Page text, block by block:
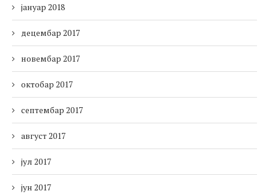
јануар 2018
децембар 2017
новембар 2017
октобар 2017
септембар 2017
август 2017
јул 2017
јун 2017